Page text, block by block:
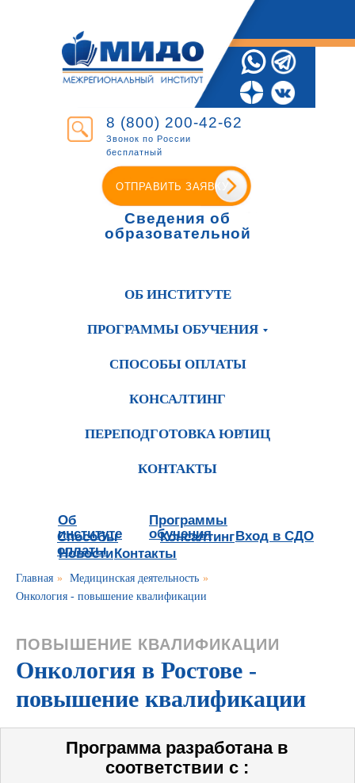
8 (800) 200-42-62
Звонок по России
бесплатный
ОТПРАВИТЬ ЗАЯВКУ
Сведения об
образовательной
ОБ ИНСТИТУТЕ
ПРОГРАММЫ ОБУЧЕНИЯ
СПОСОБЫ ОПЛАТЫ
КОНСАЛТИНГ
ПЕРЕПОДГОТОВКА ЮРЛИЦ
КОНТАКТЫ
Об
институте
Программы
обучения
Способы
оплаты
Консалтинг
Новости
Вход в СДО
Контакты
Главная » Медицинская деятельность »
Онкология - повышение квалификации
ПОВЫШЕНИЕ КВАЛИФИКАЦИИ
Онкология в Ростове -
повышение квалификации
Программа разработана в
соответствии с :